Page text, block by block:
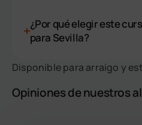
¿Por qué elegir este
para Sevilla?
Disponible para arraigo y
Opiniones de nuestros